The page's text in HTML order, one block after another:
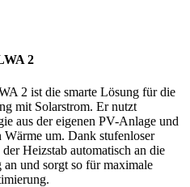
2
2 ist die smarte Lösung für die
mit Solarstrom. Er nutzt
aus der eigenen PV-Anlage und
um. Dank stufenloser
Heizstab automatisch an die
und sorgt so für maximale